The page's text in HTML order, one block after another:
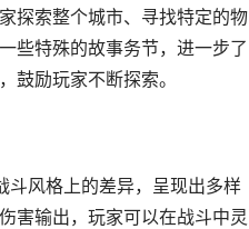
探索整个城市、寻找特定的物
些特殊的故事务节，进一步了
鼓励玩家不断探索。
斗风格上的差异，呈现出多样
害输出，玩家可以在战斗中灵